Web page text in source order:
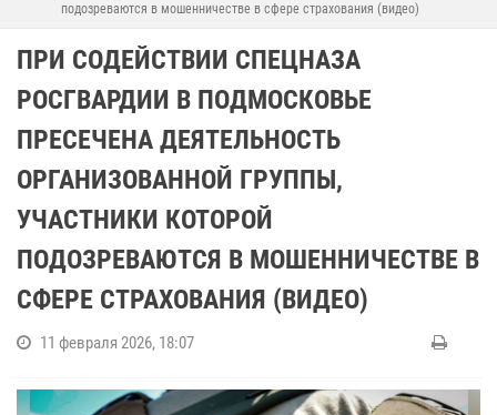
подозреваются в мошенничестве в сфере страхования (видео)
ПРИ СОДЕЙСТВИИ СПЕЦНАЗА
РОСГВАРДИИ В ПОДМОСКОВЬЕ
ПРЕСЕЧЕНА ДЕЯТЕЛЬНОСТЬ
ОРГАНИЗОВАННОЙ ГРУППЫ,
УЧАСТНИКИ КОТОРОЙ
ПОДОЗРЕВАЮТСЯ В МОШЕННИЧЕСТВЕ В
СФЕРЕ СТРАХОВАНИЯ (ВИДЕО)
11 февраля 2026, 18:07